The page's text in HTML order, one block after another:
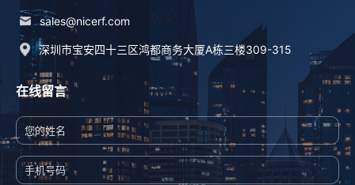
sales@nicerf.com
深圳市宝安四十三区鸿都商务大厦A栋三楼309-315
在线留言